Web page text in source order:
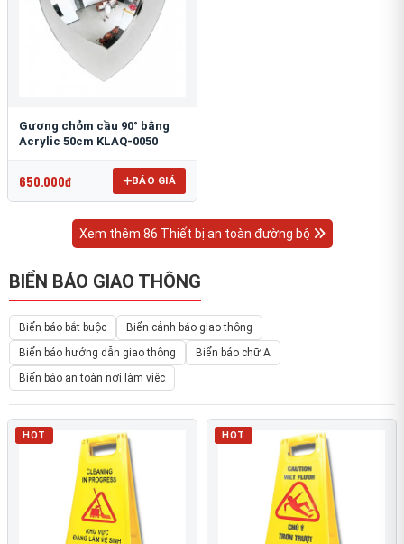
Gương chỏm cầu 90° bằng
Acrylic 50cm KLAQ-0050
650.000đ BÁO GIÁ
Xem thêm 86 Thiết bị an toàn đường bộ
BIỂN BÁO GIAO THÔNG
Biển báo bắt buộc
Biển cảnh báo giao thông
Biển báo hướng dẫn giao thông
Biển báo chữ A
Biển báo an toàn nơi làm việc
HOT HOT